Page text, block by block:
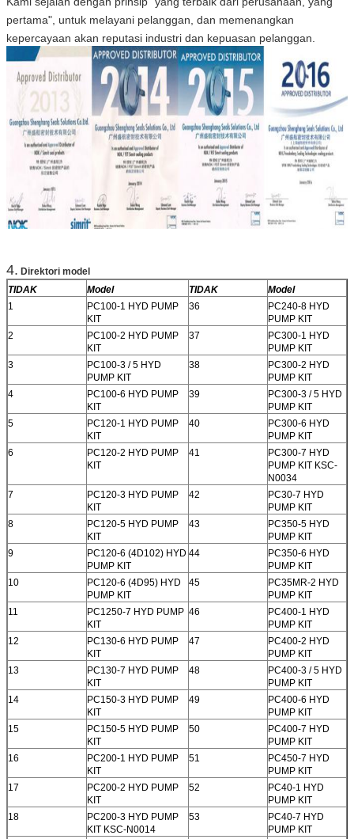
pertama", untuk melayani pelanggan, dan memenangkan
kepercayaan akan reputasi industri dan kepuasan pelanggan.
4. Direktori model
TIDAK
Model TIDAK
Model
1
PC100-1 HYD PUMP
KIT
36
PC240-8 HYD
PUMP KIT
2
PC100-2 HYD PUMP
KIT
37
PC300-1 HYD
PUMP KIT
3
PC100-3 / 5 HYD
PUMP KIT
38
PC300-2 HYD
PUMP KIT
4
PC100-6 HYD PUMP
KIT
39
PC300-3 / 5 HYD
PUMP KIT
5
PC120-1 HYD PUMP
KIT
40
PC300-6 HYD
PUMP KIT
6
PC120-2 HYD PUMP
KIT
41
PC300-7 HYD
PUMP KIT KSC-
N0034
7
PC120-3 HYD PUMP
KIT
42
PC30-7 HYD
PUMP KIT
8
PC120-5 HYD PUMP
KIT
43
PC350-5 HYD
PUMP KIT
9
PC120-6 (4D102) HYD
PUMP KIT
44
PC350-6 HYD
PUMP KIT
10
PC120-6 (4D95) HYD
PUMP KIT
45
PC35MR-2 HYD
PUMP KIT
11
PC1250-7 HYD PUMP
KIT
46
PC400-1 HYD
PUMP KIT
12
PC130-6 HYD PUMP
KIT
47
PC400-2 HYD
PUMP KIT
13
PC130-7 HYD PUMP
KIT
48
PC400-3 / 5 HYD
PUMP KIT
14
PC150-3 HYD PUMP
KIT
49
PC400-6 HYD
PUMP KIT
15
PC150-5 HYD PUMP
KIT
50
PC400-7 HYD
PUMP KIT
16
PC200-1 HYD PUMP
KIT
51
PC450-7 HYD
PUMP KIT
17
PC200-2 HYD PUMP
KIT
52
PC40-1 HYD
PUMP KIT
18
PC200-3 HYD PUMP
KIT KSC-N0014
53
PC40-7 HYD
PUMP KIT